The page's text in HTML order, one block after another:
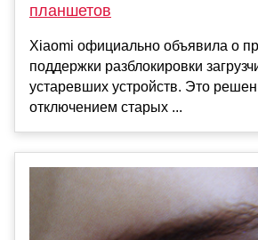
планшетов
Xiaomi официально объявила о
поддержки разблокировки
устаревших устройств. Это
отключением старых ...